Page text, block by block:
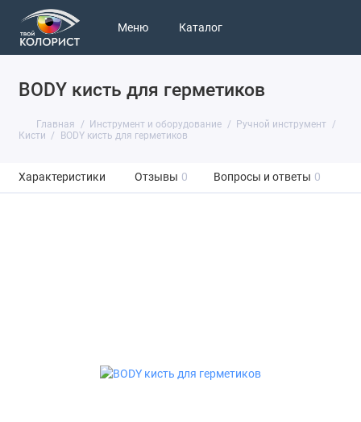
Меню Каталог
BODY кисть для герметиков
Главная Инструмент и оборудование
Ручной инструмент
Кисти
BODY кисть для герметиков
Характеристики Отзывы 0 Вопросы и ответы 0